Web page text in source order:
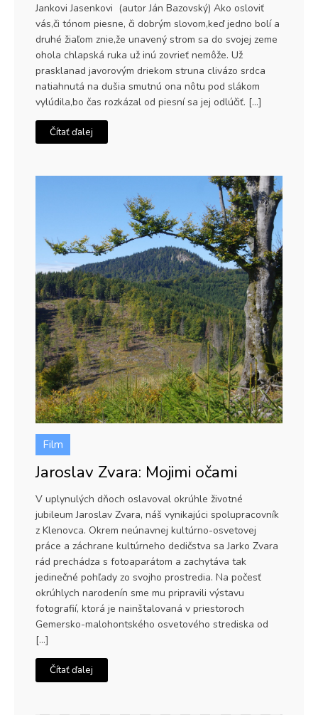
Jankovi Jasenkovi (autor Ján Bazovský) Ako osloviť
vás,či tónom piesne, či dobrým slovom,keď jedno bolí a
druhé žiaľom znie,že unavený strom sa do svojej zeme
ohola chlapská ruka už inú zovrieť nemôže. Už
prasklanad javorovým driekom struna clivázo srdca
natiahnutá na dušia smutnú ona nôtu pod slákom
vylúdila,bo čas rozkázal od piesní sa jej odlúčiť. […]
Čítať ďalej
Film
Jaroslav Zvara: Mojimi očami
V uplynulých dňoch oslavoval okrúhle životné
jubileum Jaroslav Zvara, náš vynikajúci spolupracovník
z Klenovca. Okrem neúnavnej kultúrno-osvetovej
práce a záchrane kultúrneho dedičstva sa Jarko Zvara
rád prechádza s fotoaparátom a zachytáva tak
jedinečné pohľady zo svojho prostredia. Na počesť
okrúhlych narodenín sme mu pripravili výstavu
fotografií, ktorá je nainštalovaná v priestoroch
Gemersko-malohontského osvetového strediska od
[…]
Čítať ďalej